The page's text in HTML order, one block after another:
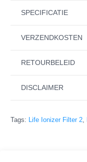
SPECIFICATIE
VERZENDKOSTEN
RETOURBELEID
DISCLAIMER
Tags: Life Ionizer Filter 2,